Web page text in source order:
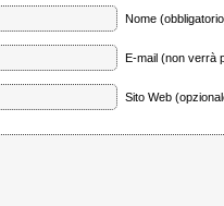
Nome
E-mail (non verrà
Sito Web